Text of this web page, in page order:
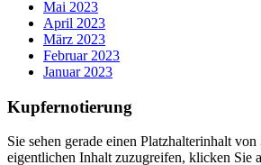
Mai 2023
April 2023
März 2023
Februar 2023
Januar 2023
Kupfernotierung
Sie sehen gerade einen Platzhalterinhalt von
eigentlichen Inhalt zuzugreifen, klicken Sie